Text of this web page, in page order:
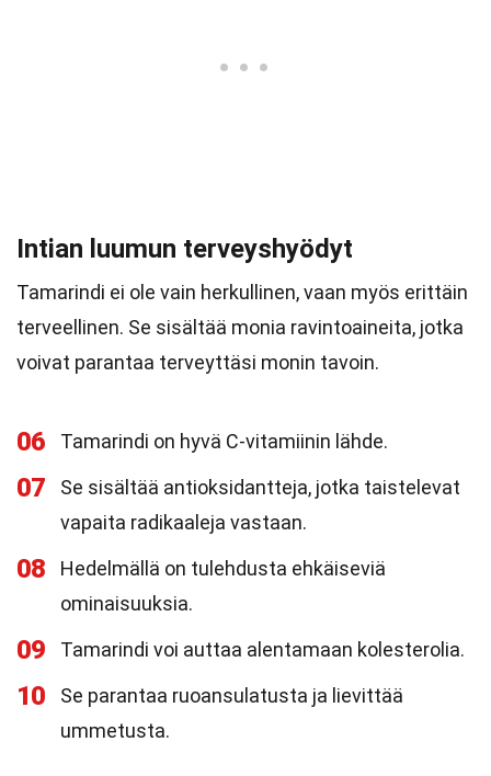
Intian luumun terveyshyödyt
Tamarindi ei ole vain herkullinen, vaan myös erittäin
terveellinen. Se sisältää monia ravintoaineita, jotka
voivat parantaa terveyttäsi monin tavoin.
06 Tamarindi on hyvä C-vitamiinin lähde.
07
Se sisältää antioksidantteja, jotka taistelevat
vapaita radikaaleja vastaan.
08
Hedelmällä on tulehdusta ehkäiseviä
ominaisuuksia.
09 Tamarindi voi auttaa alentamaan kolesterolia.
10
Se parantaa ruoansulatusta ja lievittää
ummetusta.